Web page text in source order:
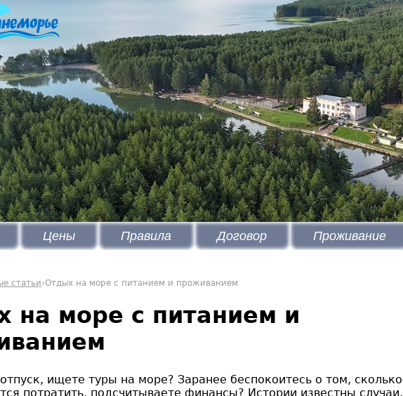
Цены Правила Договор Проживание
статьи›Отдых на море с питанием и проживанием
на море с питанием и
ищете туры на море? Заранее беспокоитесь о том, сколько
потратить, подсчитываете финансы? Истории известны случаи,